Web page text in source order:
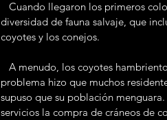
diversidad de fauna salvaje, que
coyotes y los conejos.
problema hizo que muchos
supuso que su población
servicios la compra de cráneos de